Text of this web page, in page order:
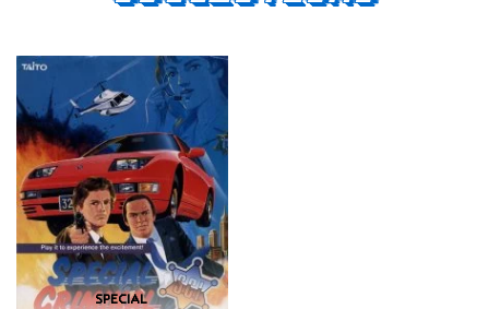
SPECIAL